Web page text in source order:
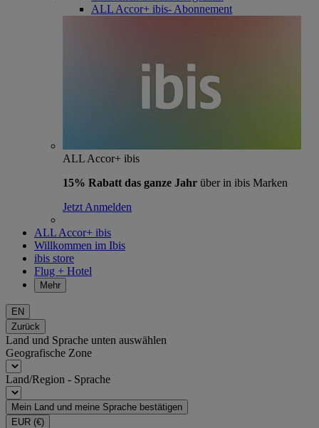
ALL Accor+ ibis- Abonnement
ALL Accor+ ibis
15% Rabatt das ganze Jahr über in ibis Marken
Jetzt Anmelden
ALL Accor+ ibis
Willkommen im Ibis
ibis store
Flug + Hotel
Mehr
EN
Zurück
Land und Sprache unten auswählen
Geografische Zone
Land/Region - Sprache
Mein Land und meine Sprache bestätigen
EUR (€)